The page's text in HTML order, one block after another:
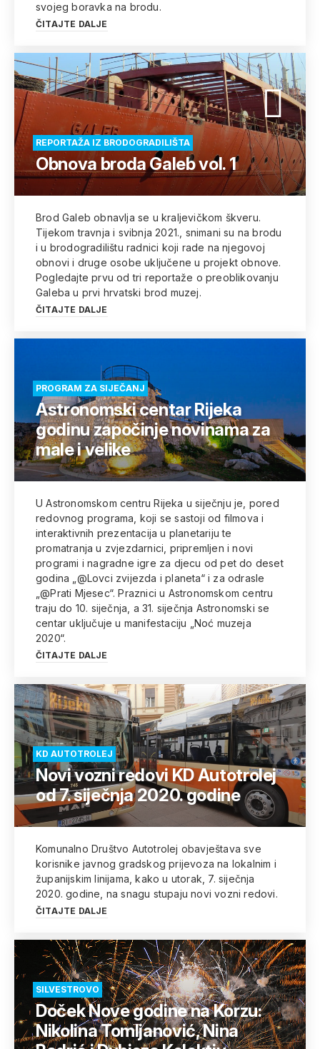
svojeg boravka na brodu.
ČITAJTE DALJE
REPORTAŽA IZ BRODOGRADILIŠTA
Obnova broda Galeb vol. 1
Brod Galeb obnavlja se u kraljevičkom škveru.
Tijekom travnja i svibnja 2021., snimani su na brodu
i u brodogradilištu radnici koji rade na njegovoj
obnovi i druge osobe uključene u projekt obnove.
Pogledajte prvu od tri reportaže o preoblikovanju
Galeba u prvi hrvatski brod muzej.
ČITAJTE DALJE
PROGRAM ZA SIJEČANJ
Astronomski centar Rijeka
godinu započinje novinama za
male i velike
U Astronomskom centru Rijeka u siječnju je, pored
redovnog programa, koji se sastoji od filmova i
interaktivnih prezentacija u planetariju te
promatranja u zvjezdarnici, pripremljen i novi
programi i nagradne igre za djecu od pet do deset
godina „@Lovci zvijezda i planeta“ i za odrasle
„@Prati Mjesec“. Praznici u Astronomskom centru
traju do 10. siječnja, a 31. siječnja Astronomski se
centar uključuje u manifestaciju „Noć muzeja
2020“.
ČITAJTE DALJE
KD AUTOTROLEJ
Novi vozni redovi KD Autotrolej
od 7. siječnja 2020. godine
Komunalno Društvo Autotrolej obavještava sve
korisnike javnog gradskog prijevoza na lokalnim i
županijskim linijama, kako u utorak, 7. siječnja
2020. godine, na snagu stupaju novi vozni redovi.
ČITAJTE DALJE
SILVESTROVO
Doček Nove godine na Korzu:
Nikolina Tomljanović, Nina